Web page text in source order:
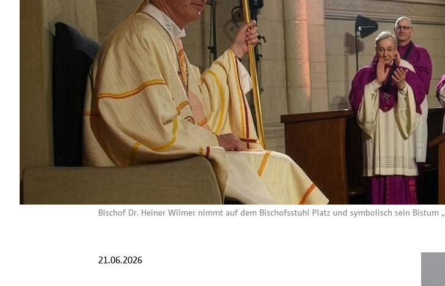
Bischof Dr. Heiner Wilmer nimmt auf dem Bischofsstuhl Platz und symbolisch sein Bistum
21.06.2026